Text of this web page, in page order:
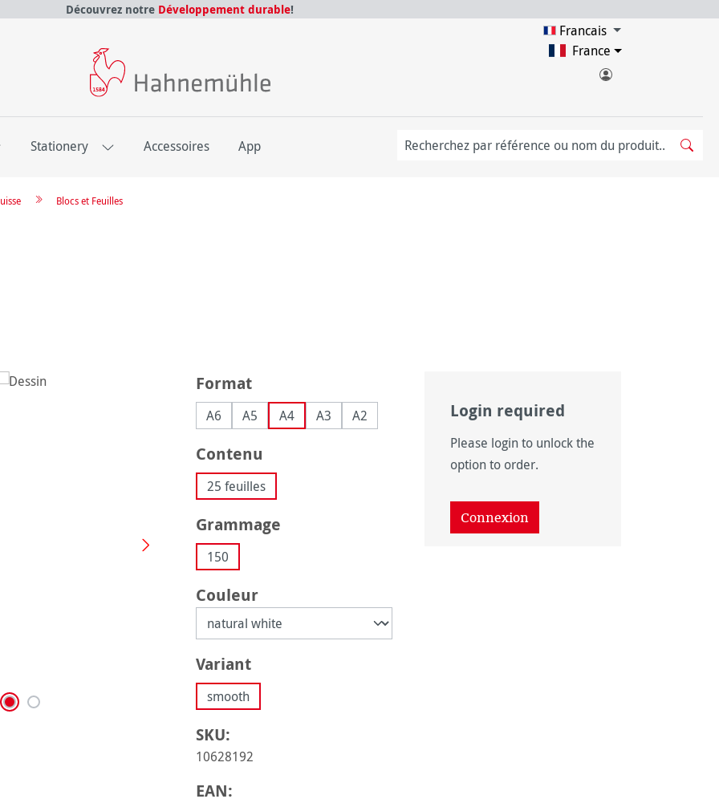
Découvrez notre Développement durable!
Francais
France
Stationery Accessoires App
Blocs et Feuilles
Sélectionnez
Format
A6 A5 A4 A3 A2
Sélectionnez
Contenu
25 feuilles
Sélectionnez
Grammage
150
Sélectionnez
Couleur
Sélectionnez
Variant
smooth
SKU:
10628192
EAN:
Login required
Please login to unlock the
option to order.
Connexion